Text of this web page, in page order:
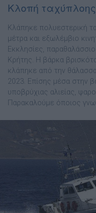
Κλοπή
Κλάπηκε πολυεστερική
μέτρα και εξωλέμβιο
Εκκλησίες,
Κρήτης. Η βάρκα
κλάπηκε από την
2023. Επίσης μέσα στην
υποβρύχιας αλιείας,
Παρακαλούμε όποιος